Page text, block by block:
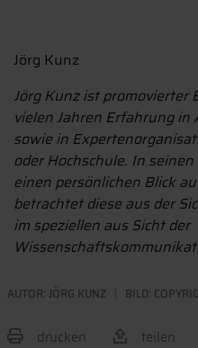
Jörg Kunz
Jörg Kunz ist promovierter
vielen Jahren Erfahrung
sowie in
oder Hochschule. In
einen persönlichen Blick
betrachtet diese aus der
im speziellen aus Sicht der
AUTOR: JÖRG KUNZ BILD:
drucken teilen